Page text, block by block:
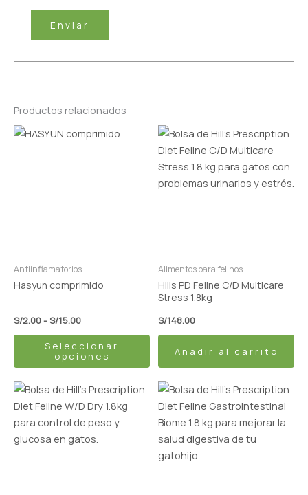
Productos relacionados
Antiinflamatorios
Hasyun comprimido
S/2.00-S/15.00
Rango
de
Seleccionar
opciones
Este
pueden
elegir
la
producto
Alimentos para felinos
Hills PD Feline C/D Multicare
Stress 1.8kg
S/148.00
Añadir al carrito